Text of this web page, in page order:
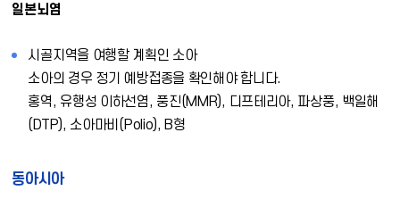
일본뇌염
시골지역을 여행할 계획인 소아
소아의 경우 정기 예방접종을 확인해야 합니다.
홍역, 유행성 이하선염, 풍진(MMR), 디프테리아, 파상풍, 백일해
(DTP), 소아마비(Polio), B형
동아시아